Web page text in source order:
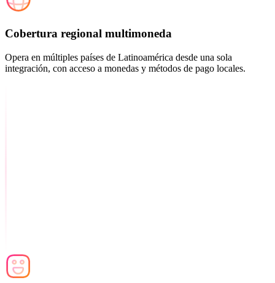
Cobertura regional multimoneda
Opera en múltiples países de Latinoamérica desde una sola
integración, con acceso a monedas y métodos de pago locales.